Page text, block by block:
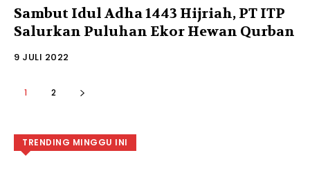
Sambut Idul Adha 1443 Hijriah, PT ITP
Salurkan Puluhan Ekor Hewan Qurban
9 JULI 2022
1 2
TRENDING MINGGU INI